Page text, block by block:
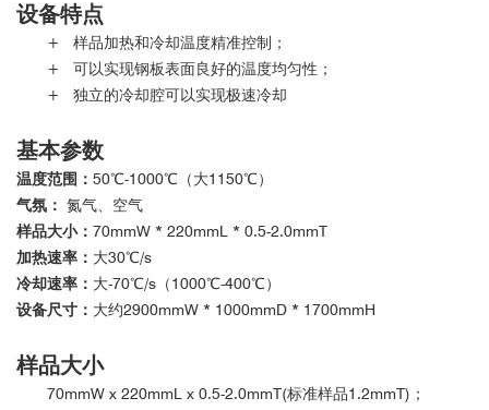
设备特点
+ 样品加热和冷却温度精准控制；
+ 可以实现钢板表面良好的温度均匀性；
+ 独立的冷却腔可以实现极速冷却
基本参数
温度范围： 50℃-1000℃（大1150℃）
气氛： 氮气、空气
样品大小： 70mmW * 220mmL * 0.5-2.0mmT
加热速率： 大30℃/s
冷却速率： 大-70℃/s（1000℃-400℃）
设备尺寸： 大约2900mmW * 1000mmD * 1700mmH
样品大小
70mmW x 220mmL x 0.5-2.0mmT(标准样品1.2mmT)；